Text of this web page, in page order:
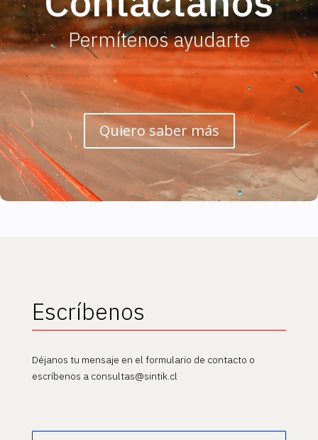
Permítenos ayudarte
Quiero saber más
Escríbenos
Déjanos tu mensaje en el formulario de contacto o
escríbenos a consultas@sintik.cl